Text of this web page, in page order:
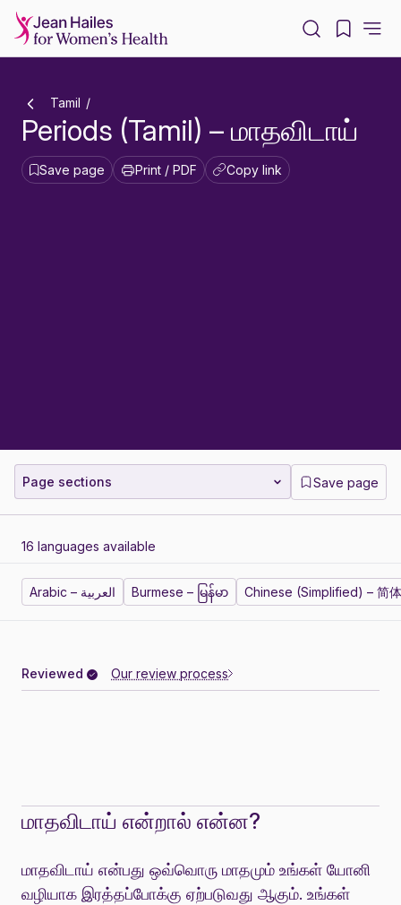
Tamil
Periods (Tamil) – மாதவிடாய்
Save page Print / PDF Copy link
Page sections Save page
16 languages available
Arabic – العربية Burmese – မြန်မာ Chinese (Simplified) – 简
Reviewed Our review process
மாதவிடாய் என்றால் என்ன?
மாதவிடாய் என்பது ஒவ்வொரு மாதமும் உங்கள் யோனி
வழியாக இரத்தப்போக்கு ஏற்படுவது ஆகும். உங்கள்